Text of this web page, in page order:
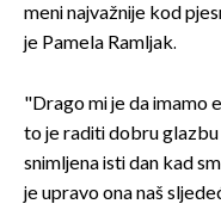
meni najvažnije kod
je Pamela Ramljak.
"Drago mi je da imamo
to je raditi dobru
snimljena isti dan kad
je upravo ona naš